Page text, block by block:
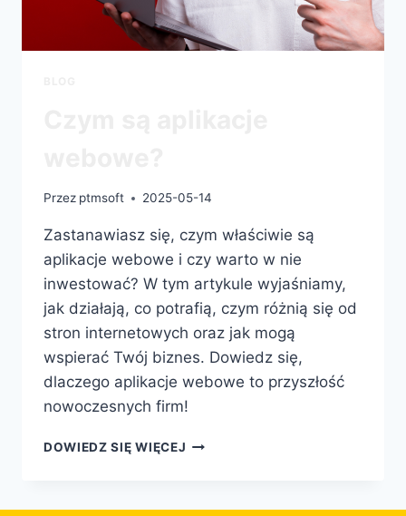
Przez ptmsoft 2025-05-14
Zastanawiasz się, czym właściwie są
aplikacje webowe i czy warto w nie
inwestować? W tym artykule wyjaśniamy,
jak działają, co potrafią, czym różnią się od
stron internetowych oraz jak mogą
wspierać Twój biznes. Dowiedz się,
dlaczego aplikacje webowe to przyszłość
nowoczesnych firm!
DOWIEDZ SIĘ WIĘCEJ